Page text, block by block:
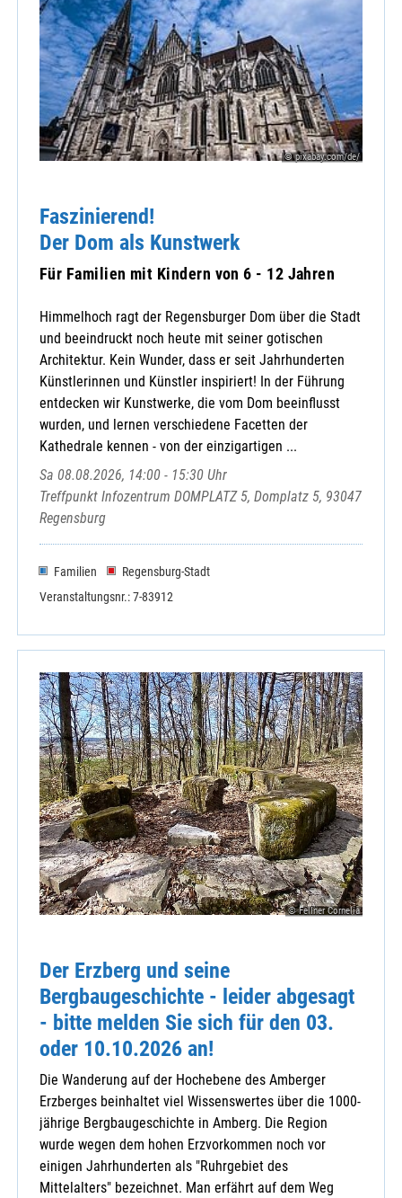
© pixabay.com/de/
Faszinierend!
Der Dom als Kunstwerk
Für Familien mit Kindern von 6 - 12 Jahren
Himmelhoch ragt der Regensburger Dom über die Stadt
und beeindruckt noch heute mit seiner gotischen
Architektur. Kein Wunder, dass er seit Jahrhunderten
Künstlerinnen und Künstler inspiriert! In der Führung
entdecken wir Kunstwerke, die vom Dom beeinflusst
wurden, und lernen verschiedene Facetten der
Kathedrale kennen - von der einzigartigen ...
Sa 08.08.2026, 14:00 - 15:30 Uhr
Treffpunkt Infozentrum DOMPLATZ 5, Domplatz 5, 93047
Regensburg
Familien
Regensburg-Stadt
Veranstaltungsnr.: 7-83912
© Fellner Cornelia
Der Erzberg und seine
Bergbaugeschichte - leider abgesagt
- bitte melden Sie sich für den 03.
oder 10.10.2026 an!
Die Wanderung auf der Hochebene des Amberger
Erzberges beinhaltet viel Wissenswertes über die 1000-
jährige Bergbaugeschichte in Amberg. Die Region
wurde wegen dem hohen Erzvorkommen noch vor
einigen Jahrhunderten als "Ruhrgebiet des
Mittelalters" bezeichnet. Man erfährt auf dem Weg